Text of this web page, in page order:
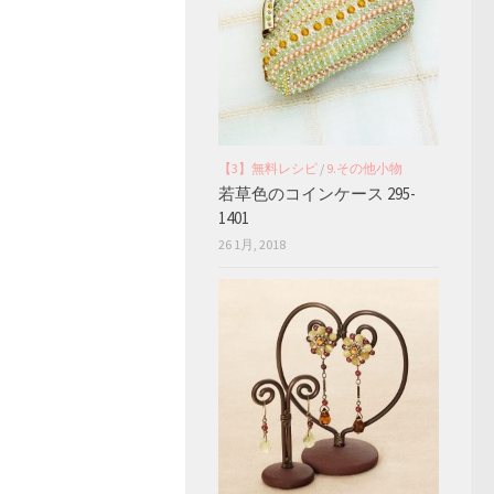
【3】無料レシピ / 9.その他小物
若草色のコインケース 295-
1401
26 1月, 2018